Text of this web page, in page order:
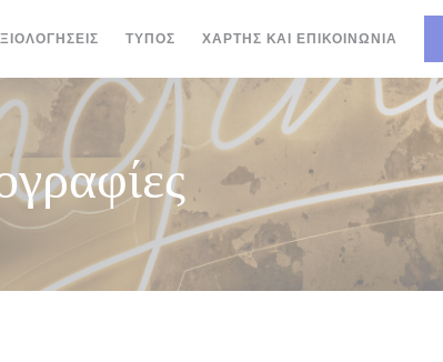
ΤΎΠΟΣ ΧΆΡΤΗΣ ΚΑΙ ΕΠΙΚΟΙΝΩΝΊΑ